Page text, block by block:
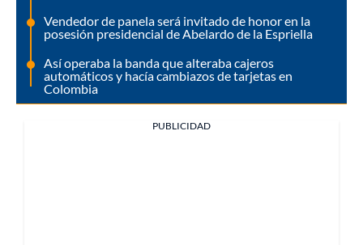
Vendedor de panela será invitado de honor en la
posesión presidencial de Abelardo de la Espriella
Así operaba la banda que alteraba cajeros
automáticos y hacía cambiazos de tarjetas en
Colombia
PUBLICIDAD